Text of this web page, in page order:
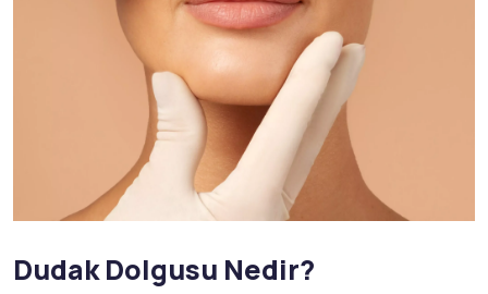
Dudak Dolgusu Nedir?